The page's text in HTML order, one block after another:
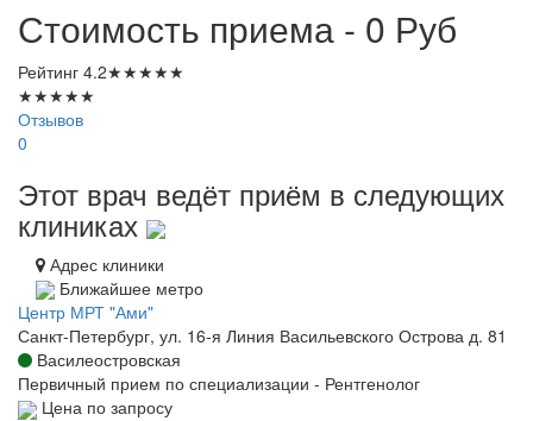
Стоимость приема - 0 Руб
Рейтинг 4.2★★★★★
★★★★★
Отзывов
0
Этот врач ведёт приём в следующих
клиниках
Адрес клиники
Ближайшее метро
Центр МРТ "Ами"
Санкт-Петербург, ул. 16-я Линия Васильевского Острова д. 81
Василеостровская
Первичный прием по специализации - Рентгенолог
Цена по запросу